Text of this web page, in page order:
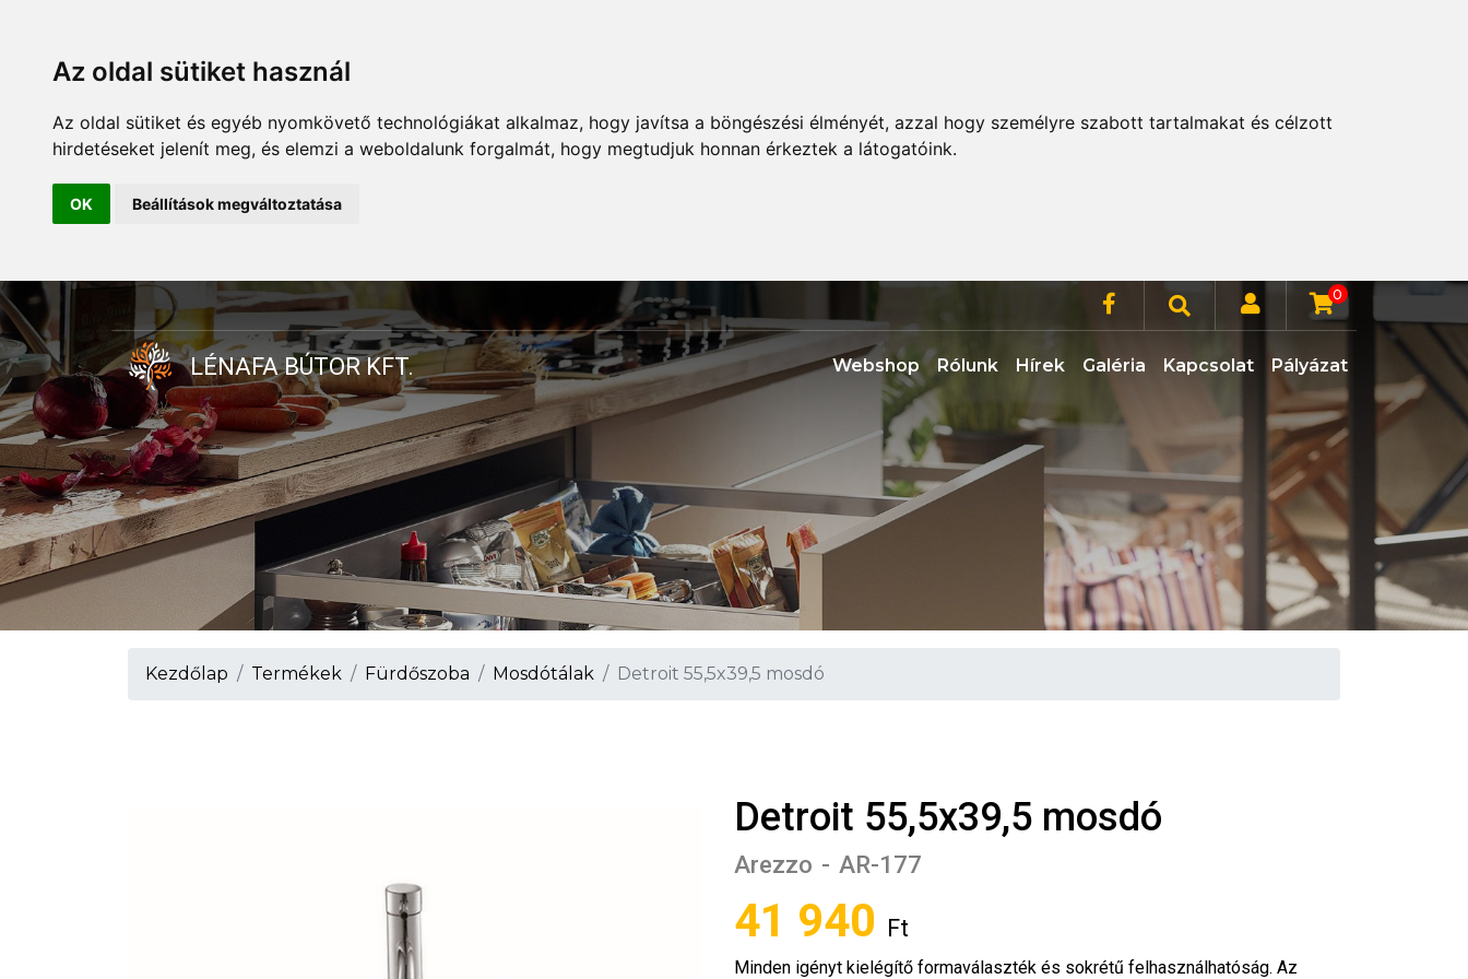
Az oldal sütiket használ
Az oldal sütiket és egyéb nyomkövető technológiákat alkalmaz, hogy javítsa a böngészési élményét, azzal hogy személyre szabott tartalmakat és célzott
hirdetéseket jelenít meg, és elemzi a weboldalunk forgalmát, hogy megtudjuk honnan érkeztek a látogatóink.
OK Beállítások megváltoztatása
0
LÉNAFA BÚTOR KFT. Webshop Rólunk Hírek Galéria Kapcsolat Pályázat
Kezdőlap Termékek Fürdőszoba Mosdótálak Detroit 55,5x39,5 mosdó
Detroit 55,5x39,5 mosdó
Arezzo - AR-177
41 940 Ft
Minden igényt kielégítő formaválaszték és sokrétű felhasználhatóság. Az
Mennyiség